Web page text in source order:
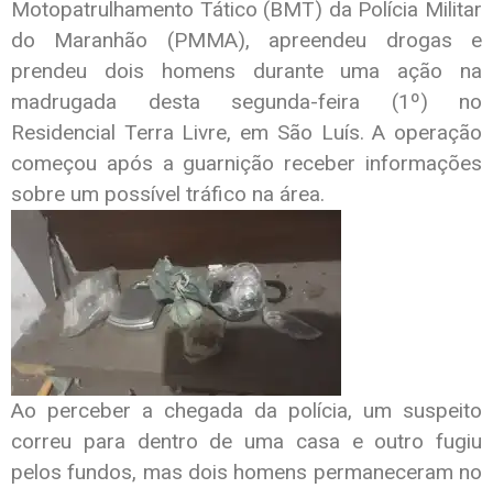
Motopatrulhamento Tático (BMT) da Polícia Militar
do Maranhão (PMMA), apreendeu drogas e
prendeu dois homens durante uma ação na
madrugada desta segunda-feira (1º) no
Residencial Terra Livre, em São Luís. A operação
começou após a guarnição receber informações
sobre um possível tráfico na área.
Ao perceber a chegada da polícia, um suspeito
correu para dentro de uma casa e outro fugiu
pelos fundos, mas dois homens permaneceram no